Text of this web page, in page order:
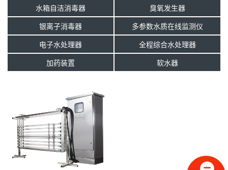
水箱自洁消毒器
臭氧发生器
银离子消毒器
多参数水质在线监测仪
电子水处理器
全程综合水处理器
加药装置
软水器